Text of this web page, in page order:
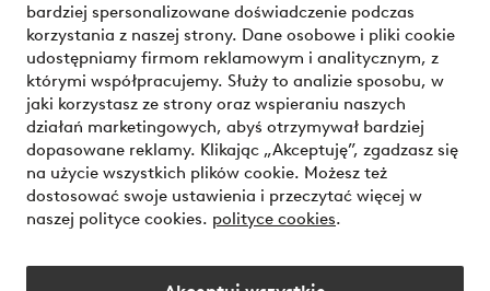
bardziej spersonalizowane doświadczenie podczas
korzystania z naszej strony. Dane osobowe i pliki cookie
udostępniamy firmom reklamowym i analitycznym, z
którymi współpracujemy. Służy to analizie sposobu, w
jaki korzystasz ze strony oraz wspieraniu naszych
działań marketingowych, abyś otrzymywał bardziej
dopasowane reklamy. Klikając „Akceptuję”, zgadzasz się
na użycie wszystkich plików cookie. Możesz też
dostosować swoje ustawienia i przeczytać więcej w
naszej polityce cookies. polityce cookies.
Bezpieczne płatności - zapłać teraz lub podziel się
Chcesz dowiedzieć się więcej o naszych opcjach płatności